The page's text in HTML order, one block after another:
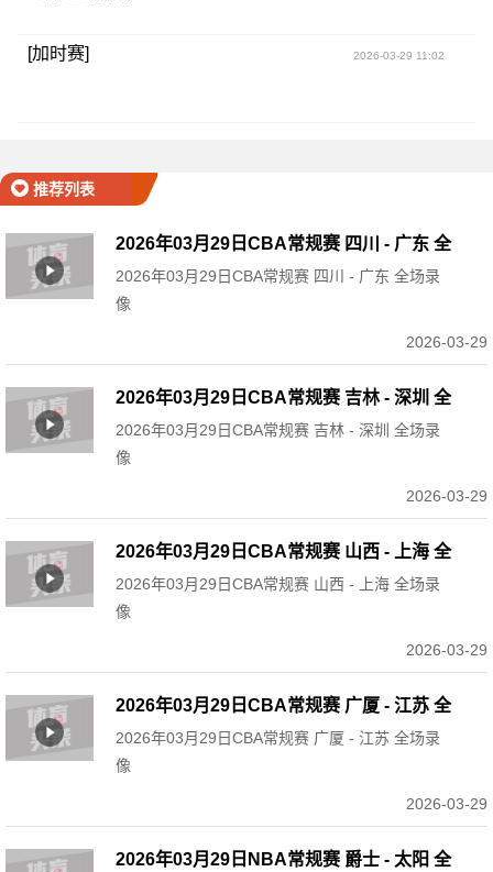
[加时赛] 2026-03-29 11:02
推荐列表
2026年03月29日CBA常规赛 四川 - 广东 全
场录像
2026年03月29日CBA常规赛 四川 - 广东 全场录
像
2026-03-29
2026年03月29日CBA常规赛 吉林 - 深圳 全
场录像
2026年03月29日CBA常规赛 吉林 - 深圳 全场录
像
2026-03-29
2026年03月29日CBA常规赛 山西 - 上海 全
场录像
2026年03月29日CBA常规赛 山西 - 上海 全场录
像
2026-03-29
2026年03月29日CBA常规赛 广厦 - 江苏 全
场录像
2026年03月29日CBA常规赛 广厦 - 江苏 全场录
像
2026-03-29
2026年03月29日NBA常规赛 爵士 - 太阳 全